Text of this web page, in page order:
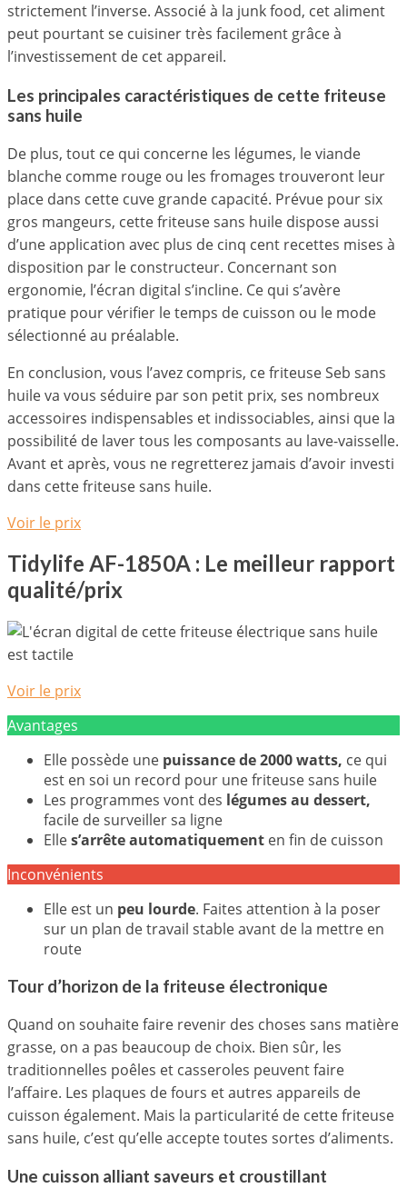
strictement l’inverse. Associé à la junk food, cet aliment
peut pourtant se cuisiner très facilement grâce à
l’investissement de cet appareil.
Les principales caractéristiques de cette friteuse
sans huile
De plus, tout ce qui concerne les légumes, le viande
blanche comme rouge ou les fromages trouveront leur
place dans cette cuve grande capacité. Prévue pour six
gros mangeurs, cette friteuse sans huile dispose aussi
d’une application avec plus de cinq cent recettes mises à
disposition par le constructeur. Concernant son
ergonomie, l’écran digital s’incline. Ce qui s’avère
pratique pour vérifier le temps de cuisson ou le mode
sélectionné au préalable.
En conclusion, vous l’avez compris, ce friteuse Seb sans
huile va vous séduire par son petit prix, ses nombreux
accessoires indispensables et indissociables, ainsi que la
possibilité de laver tous les composants au lave-vaisselle.
Avant et après, vous ne regretterez jamais d’avoir investi
dans cette friteuse sans huile.
Voir le prix
Tidylife AF-1850A : Le meilleur rapport
qualité/prix
Voir le prix
Avantages
Elle possède une puissance de 2000 watts, ce qui
est en soi un record pour une friteuse sans huile
Les programmes vont des légumes au dessert,
facile de surveiller sa ligne
Elles’arrête automatiquement en fin de cuisson
Inconvénients
Elle est un peu lourde. Faites attention à la poser
sur un plan de travail stable avant de la mettre en
route
Tour d’horizon de la friteuse électronique
Quand on souhaite faire revenir des choses sans matière
grasse, on a pas beaucoup de choix. Bien sûr, les
traditionnelles poêles et casseroles peuvent faire
l’affaire. Les plaques de fours et autres appareils de
cuisson également. Mais la particularité de cette friteuse
sans huile, c’est qu’elle accepte toutes sortes d’aliments.
Une cuisson alliant saveurs et croustillant